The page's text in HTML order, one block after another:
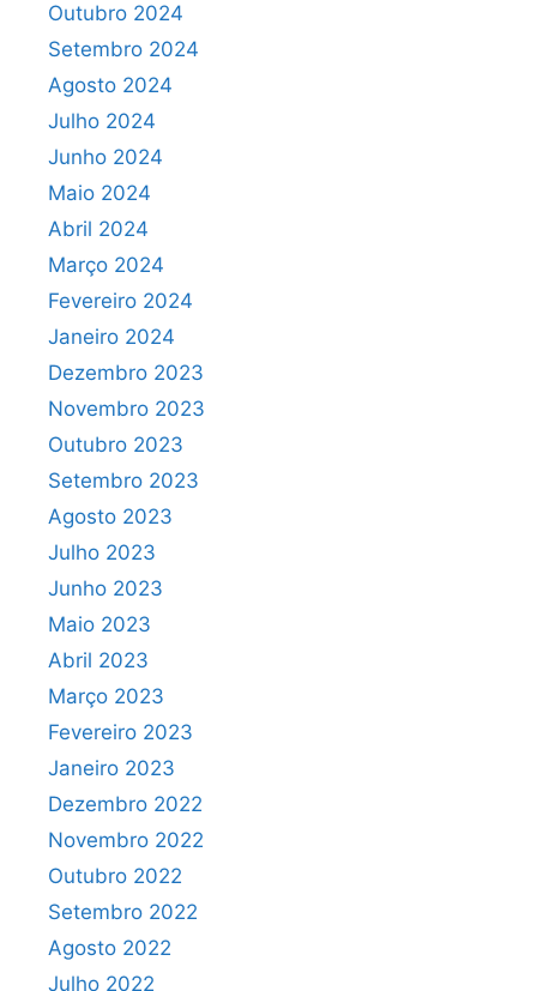
Outubro 2024
Setembro 2024
Agosto 2024
Julho 2024
Junho 2024
Maio 2024
Abril 2024
Março 2024
Fevereiro 2024
Janeiro 2024
Dezembro 2023
Novembro 2023
Outubro 2023
Setembro 2023
Agosto 2023
Julho 2023
Junho 2023
Maio 2023
Abril 2023
Março 2023
Fevereiro 2023
Janeiro 2023
Dezembro 2022
Novembro 2022
Outubro 2022
Setembro 2022
Agosto 2022
Julho 2022